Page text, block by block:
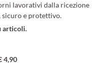
lavorativi dalla ricezione
sicuro e protettivo.
articoli.
4,90